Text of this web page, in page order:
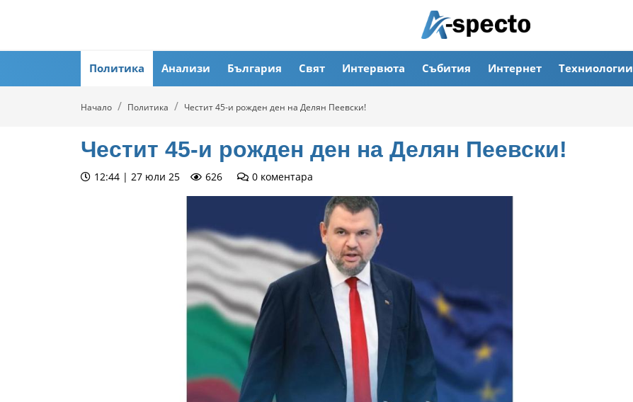
Политика Анализи България Свят Интервюта Събития Интернет Техниологии
Начало Политика Честит 45-и рожден ден на Делян Пеевски!
Честит 45-и рожден ден на Делян Пеевски!
12:44 | 27 юли 25 626 0 коментара